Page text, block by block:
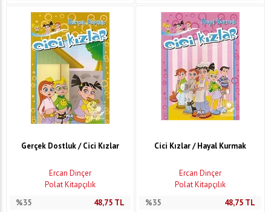
Gerçek Dostluk / Cici Kızlar
Ercan Dinçer
Polat Kitapçılık
%35
48,75TL
Cici Kızlar / Hayal Kurmak
Ercan Dinçer
Polat Kitapçılık
%35
48,75 TL